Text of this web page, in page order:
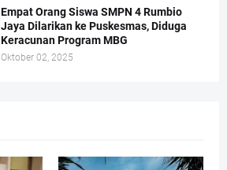
Empat Orang Siswa SMPN 4 Rumbio
Jaya Dilarikan ke Puskesmas, Diduga
Keracunan Program MBG
Oktober 02, 2025